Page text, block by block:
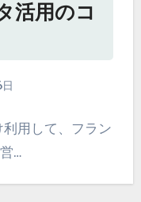
活用のコ
利用して、フラン
…